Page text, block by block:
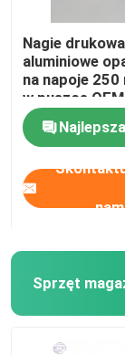
Nagie
aluminiowe
na napoje 250
w puszce
Sprzęt